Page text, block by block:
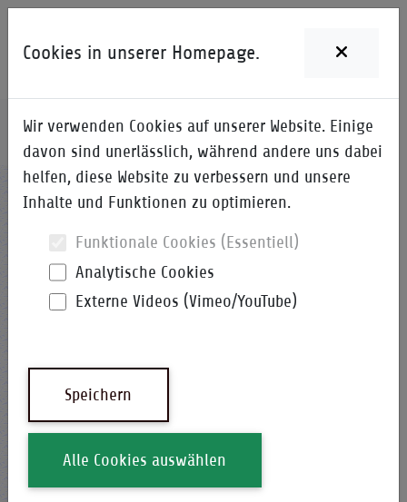
Home i-Qpedia Detail zum Begriff
KK
Konnektivitäts-Koordination
zuständigen Vergabestelle (NIC) gemeldet
de-Domains ist das zum Beispiel die DENIC
eG (www.denic.de).Wenn man mit seiner
Domain den Provider wechseln möchte, muss
Cookies in unserer Homepage.
Wir verwenden Cookies auf unserer Website. Einige
davon sind unerlässlich, während andere uns dabei
helfen, diese Website zu verbessern und unsere
Inhalte und Funktionen zu optimieren.
Funktionale Cookies (Essentiell)
Analytische Cookies
Externe Videos (Vimeo/YouTube)
Speichern
Alle Cookies auswählen